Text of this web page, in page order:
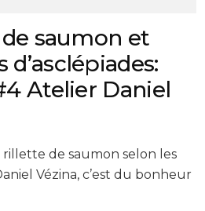
saumon et
d’asclépiades:
Atelier Daniel
rillette de saumon selon les
Vézina, c’est du bonheur